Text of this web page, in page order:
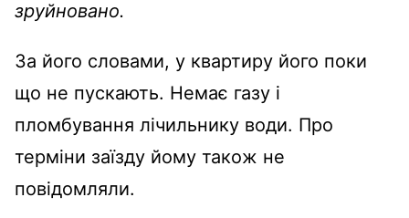
зруйновано.
За його словами, у квартиру його поки
що не пускають. Немає газу і
пломбування лічильнику води. Про
терміни заїзду йому також не
повідомляли.